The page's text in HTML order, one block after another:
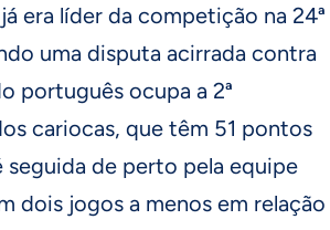
era líder da competição na 24ª
uma disputa acirrada contra
português ocupa a 2ª
cariocas, que têm 51 pontos
seguida de perto pela equipe
dois jogos a menos em relação